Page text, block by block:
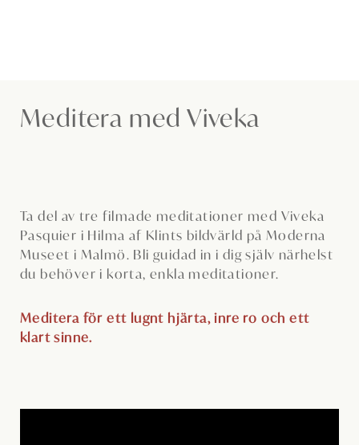
Meditera med Viveka
Ta del av tre filmade meditationer med Viveka
Pasquier i Hilma af Klints bildvärld på Moderna
Museet i Malmö. Bli guidad in i dig själv närhelst
du behöver i korta, enkla meditationer.
Meditera för ett lugnt hjärta, inre ro och ett
klart sinne.